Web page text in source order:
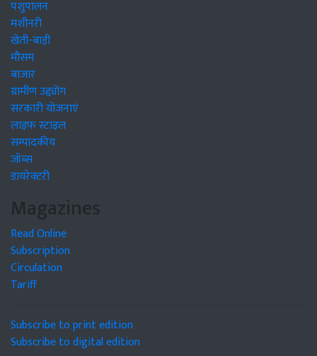
पशुपालन
मशीनरी
खेती-बाड़ी
मौसम
बाजार
ग्रामीण उद्द्योग
सरकारी योजनाएं
लाइफ स्टाइल
सम्पादकीय
जॉब्स
डायरेक्टरी
Magazines
Read Online
Subscription
Circulation
Tariff
Subscribe to print edition
Subscribe to digital edition